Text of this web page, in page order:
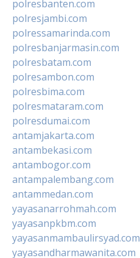
polresbanten.com
polresjambi.com
polressamarinda.com
polresbanjarmasin.com
polresbatam.com
polresambon.com
polresbima.com
polresmataram.com
polresdumai.com
antamjakarta.com
antambekasi.com
antambogor.com
antampalembang.com
antammedan.com
yayasanarrohmah.com
yayasanpkbm.com
yayasanmambaulirsyad.com
yayasandharmawanita.com